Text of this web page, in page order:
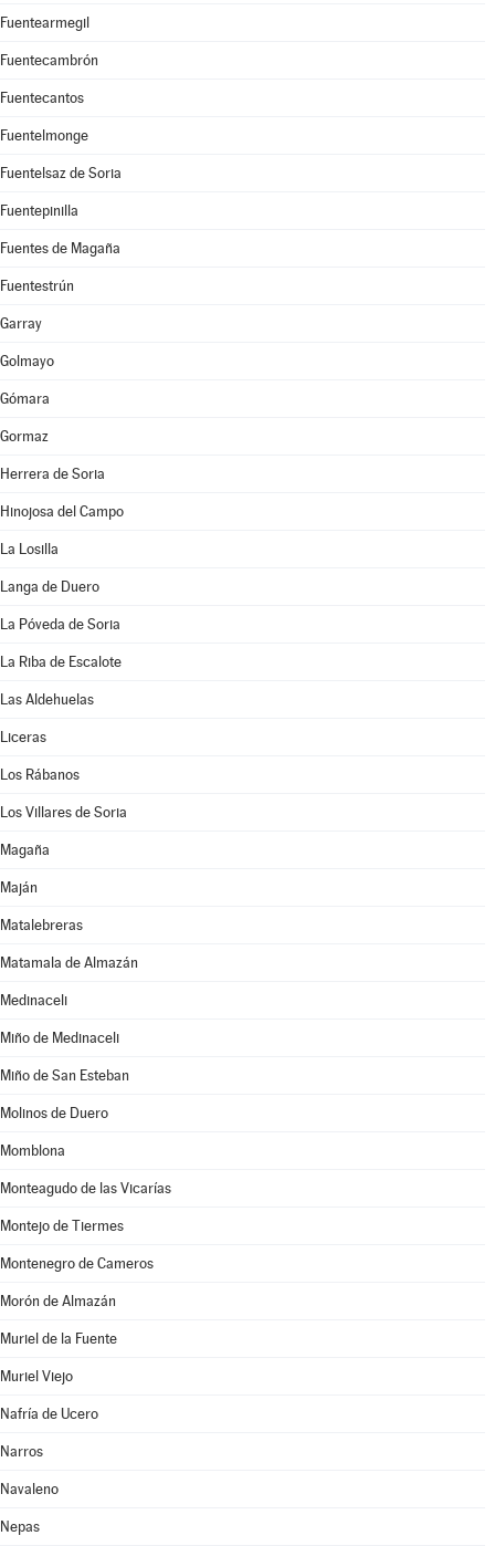
Fuentearmegil
Fuentecambrón
Fuentecantos
Fuentelmonge
Fuentelsaz de Soria
Fuentepinilla
Fuentes de Magaña
Fuentestrún
Garray
Golmayo
Gómara
Gormaz
Herrera de Soria
Hinojosa del Campo
La Losilla
Langa de Duero
La Póveda de Soria
La Riba de Escalote
Las Aldehuelas
Liceras
Los Rábanos
Los Villares de Soria
Magaña
Maján
Matalebreras
Matamala de Almazán
Medinaceli
Miño de Medinaceli
Miño de San Esteban
Molinos de Duero
Momblona
Monteagudo de las Vicarías
Montejo de Tiermes
Montenegro de Cameros
Morón de Almazán
Muriel de la Fuente
Muriel Viejo
Nafría de Ucero
Narros
Navaleno
Nepas